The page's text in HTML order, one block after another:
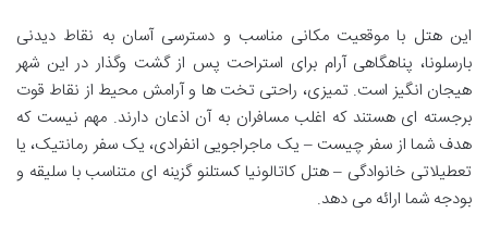
این هتل با موقعیت مکانی مناسب و دسترسی آسان به نقاط دیدنی
بارسلونا، پناهگاهی آرام برای استراحت پس از گشت وگذار در این شهر
هیجان انگیز است. تمیزی، راحتی تخت ها و آرامش محیط از نقاط قوت
برجسته ای هستند که اغلب مسافران به آن اذعان دارند. مهم نیست که
هدف شما از سفر چیست – یک ماجراجویی انفرادی، یک سفر رمانتیک، یا
تعطیلاتی خانوادگی – هتل کاتالونیا کستلنو گزینه ای متناسب با سلیقه و
بودجه شما ارائه می دهد.